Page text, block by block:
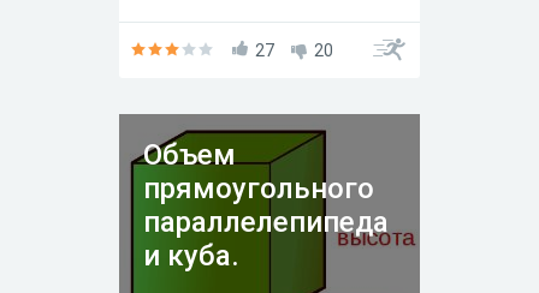
27 20
Объем
прямоугольного
параллелепипеда
и куба.